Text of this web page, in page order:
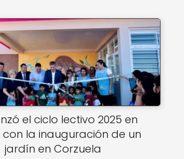
el ciclo lectivo 2025 en
la inauguración de un
jardín en Corzuela